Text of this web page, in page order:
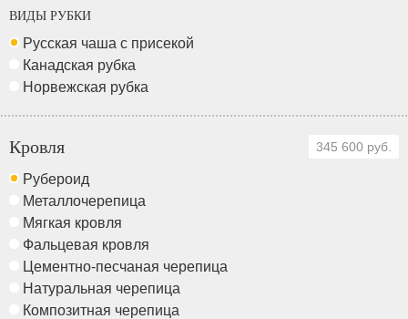
ВИДЫ РУБКИ
Русская чаша с присекой
Канадская рубка
Норвежская рубка
Кровля 345 600 руб.
Рубероид
Металлочерепица
Мягкая кровля
Фальцевая кровля
Цементно-песчаная черепица
Натуральная черепица
Композитная черепица